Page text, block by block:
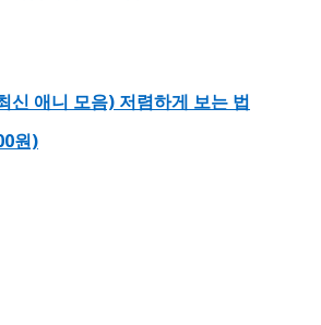
신 애니 모음) 저렴하게 보는 법
원)